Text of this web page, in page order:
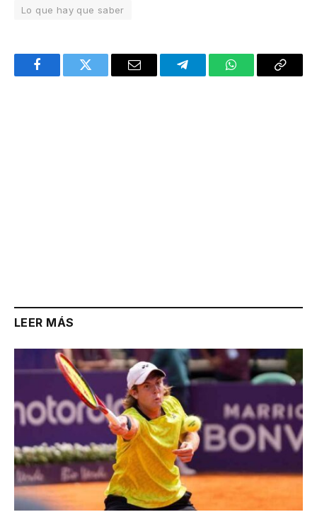
Lo que hay que saber
FacebookTwitter Email TelegramWhatsAppCopy
LEER MÁS